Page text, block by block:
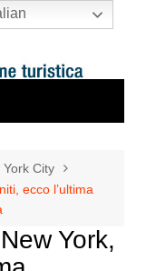
York City
ecco l’ultima
York,